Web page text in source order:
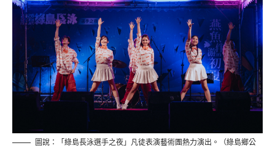
圖說：「綠島長泳選手之夜」凡徒表演藝術團熱力演出。（綠島鄉公